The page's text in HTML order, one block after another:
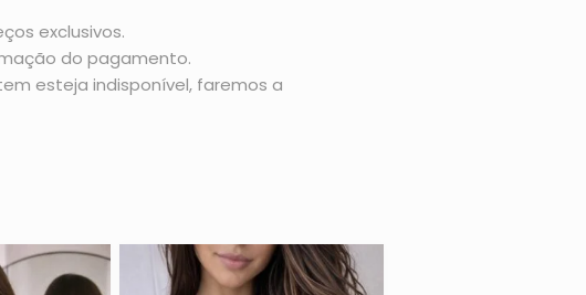
exclusivos.
do pagamento.
esteja indisponível, faremos a